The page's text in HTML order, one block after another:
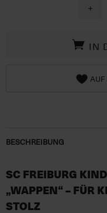
+
IN
AUF
BESCHREIBUNG
SC FREIBURG
„WAPPEN“ – FÜR
TOLZ